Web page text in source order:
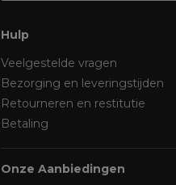
Hulp
Veelgestelde vragen
Bezorging en leveringstijden
Retourneren en restitutie
Betaling
Onze Aanbiedingen